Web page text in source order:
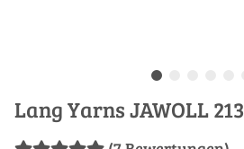
Lang Yarns JAWOLL 213